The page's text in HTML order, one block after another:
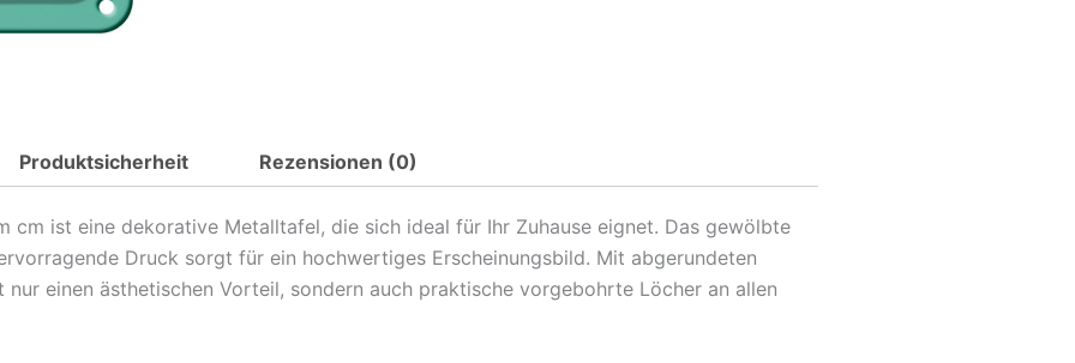
Produktsicherheit Rezensionen (0)
ist eine dekorative Metalltafel, die sich ideal für Ihr Zuhause eignet. Das gewölbte
Druck sorgt für ein hochwertiges Erscheinungsbild. Mit abgerundeten
einen ästhetischen Vorteil, sondern auch praktische vorgebohrte Löcher an allen